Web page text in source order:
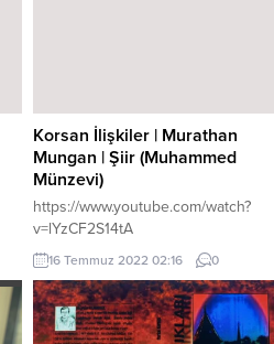
Korsan İlişkiler | Murathan
Mungan | Şiir (Muhammed
Münzevi)
https://www.youtube.com/watch?
v=lYzCF2S14tA
16 Temmuz 2022 02:16 0